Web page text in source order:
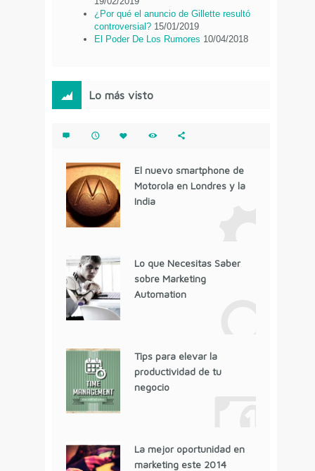
¿Por qué el anuncio de Gillette resultó
controversial? 15/01/2019
El Poder De Los Rumores 10/04/2018
Lo más visto
El nuevo smartphone de
Motorola en Londres y la
India
Lo que Necesitas Saber
sobre Marketing
Automation
Tips para elevar la
productividad de tu
negocio
La mejor oportunidad en
marketing este 2014